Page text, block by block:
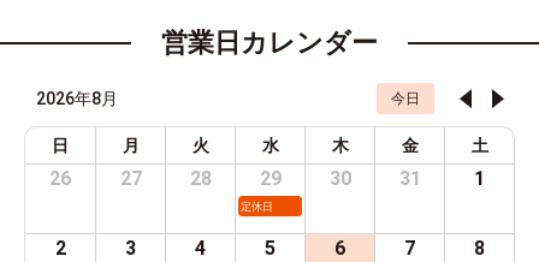
営業日カレンダー
2026年8月 今日
日 月 火 水 木 金 土
26 27 28 29
定休日
30 31 1
2 3 4 5 6 7 8